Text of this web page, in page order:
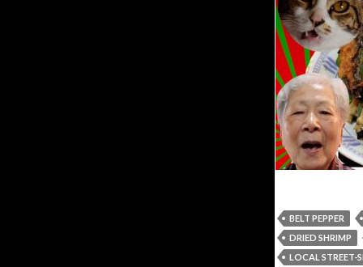
BELT PEPPER
DRIED SHRIMP
LOCAL STREET-